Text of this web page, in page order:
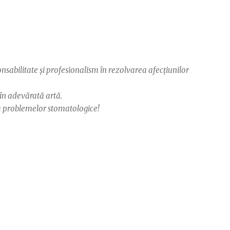
și profesionalism în rezolvarea afecțiunilor
adevărată artă.
problemelor stomatologice!